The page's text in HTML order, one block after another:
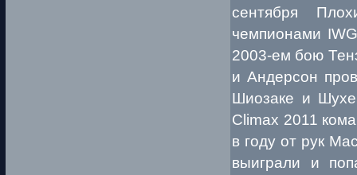
сентября
чемпионами
2003-ем бою
и Андерсон
Шиозаке и
Climax 2011
в году от рук
выиграли и